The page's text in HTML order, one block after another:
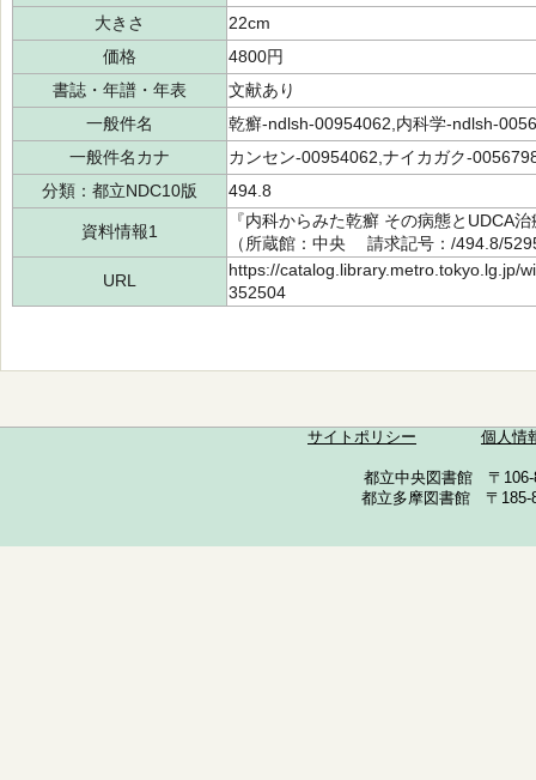
大きさ
22cm
価格
4800円
書誌・年譜・年表
文献あり
一般件名
乾癬-ndlsh-00954062,内科学-ndlsh-
一般件名カナ
カンセン-00954062,ナイカガク-
分類：都立NDC10版
494.8
資料情報1
『内科からみた乾癬 その病態と
（所蔵館：中央 請求記号：/494.8/
URL
https://catalog.library.metro.tokyo.lg.jp/
352504
サイトポリシー 個人情
都立中央図書館 〒
都立多摩図書館 〒185-